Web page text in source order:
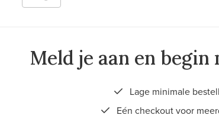
Meld je aan en
Lage minimale
Eén checkout voor